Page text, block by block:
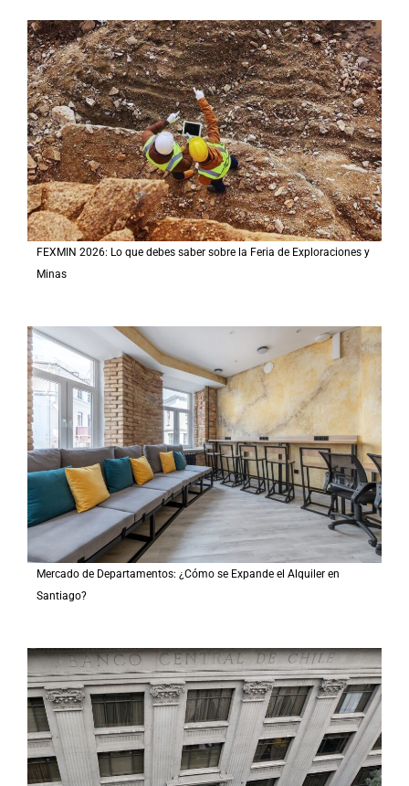
FEXMIN 2026: Lo que debes saber sobre la Feria de Exploraciones y
Minas
Mercado de Departamentos: ¿Cómo se Expande el Alquiler en
Santiago?